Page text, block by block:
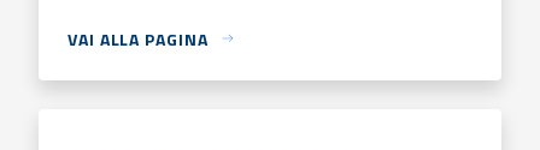
VAI ALLA PAGINA